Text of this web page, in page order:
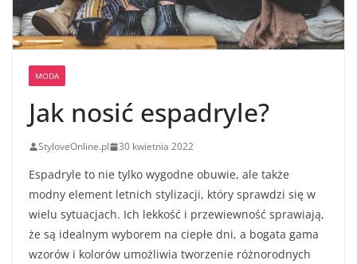
MODA
Jak nosić espadryle?
StyloveOnline.pl 30 kwietnia 2022
Espadryle to nie tylko wygodne obuwie, ale także
modny element letnich stylizacji, który sprawdzi się w
wielu sytuacjach. Ich lekkość i przewiewność sprawiają,
że są idealnym wyborem na ciepłe dni, a bogata gama
wzorów i kolorów umożliwia tworzenie różnorodnych